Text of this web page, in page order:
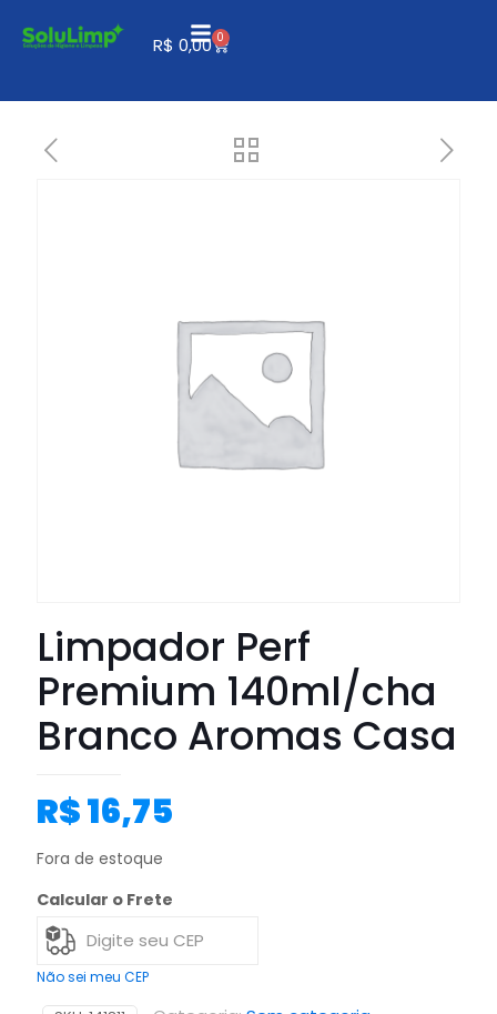
R$ 0,00 0
Limpador Perf
Premium 140ml/cha
Branco Aromas Casa
R$16,75
Fora de estoque
Calcular o Frete
Não sei meu CEP